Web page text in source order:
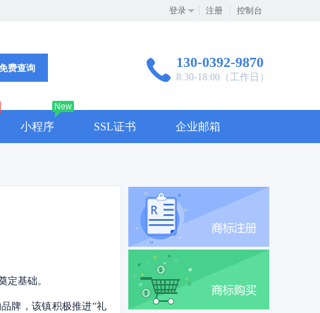
登录 注册 控制台
费查询 130-0392-9870
8:30-18:00（工作日）
小程序
New
SSL证书 企业邮箱
定基础。
牌，该镇积极推进“礼